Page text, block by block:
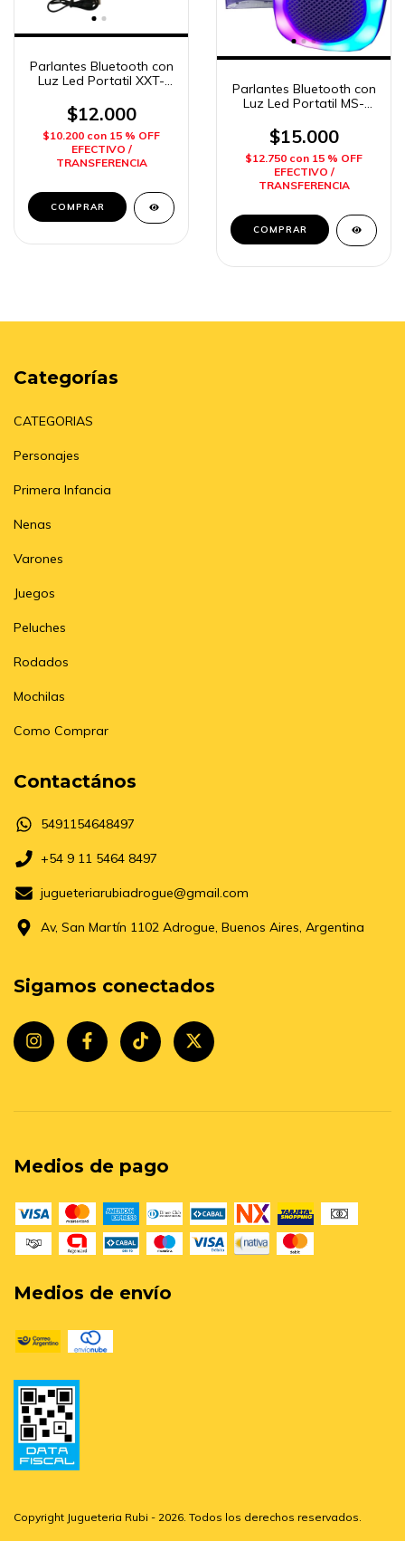
Parlantes Bluetooth con
Luz Led Portatil XXT-
$12.000
$10.200 con 15 % OFF
EFECTIVO /
TRANSFERENCIA
Parlantes Bluetooth con
Luz Led Portatil MS-
$15.000
$12.750 con 15 % OFF
EFECTIVO /
TRANSFERENCIA
Categorías
CATEGORIAS
Personajes
Primera Infancia
Nenas
Varones
Juegos
Peluches
Rodados
Mochilas
Como Comprar
Contactános
5491154648497
+54 9 11 5464 8497
jugueteriarubiadrogue@gmail.com
Av, San Martín 1102 Adrogue, Buenos Aires, Argentina
Sigamos conectados
Medios de pago
Medios de envío
Copyright Jugueteria Rubi - 2026. Todos los derechos reservados.